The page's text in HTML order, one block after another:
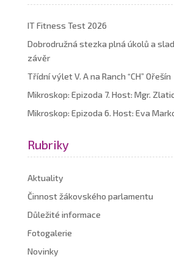
IT Fitness Test 2026
Dobrodružná stezka plná úkolů a
závěr
Třídní výlet V. A na Ranch “CH” Ořešín
Mikroskop: Epizoda 7. Host: Mgr.
Mikroskop: Epizoda 6. Host: Eva
Rubriky
Aktuality
Činnost žákovského parlamentu
Důležité informace
Fotogalerie
Novinky